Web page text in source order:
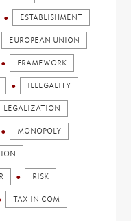
ESTABLISHMENT
EUROPEAN UNION
FRAMEWORK
ILLEGALITY
LEGALIZATION
MONOPOLY
RISK
TAX IN COM